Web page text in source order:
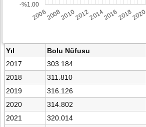
20062008201020122014201620182020
-%1.00
Yıl Bolu Nüfusu
2017
303.184
2018
311.810
2019
316.126
2020
314.802
2021
320.014